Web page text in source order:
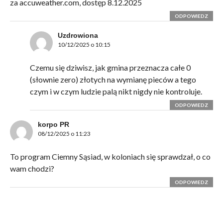
za accuweather.com, dostęp 8.12.2025
ODPOWIEDZ
Uzdrowiona
10/12/2025 o 10:15
Czemu się dziwisz, jak gmina przeznacza całe 0
(słownie zero) złotych na wymianę pieców a tego
czym i w czym ludzie palą nikt nigdy nie kontroluje.
ODPOWIEDZ
korpo PR
08/12/2025 o 11:23
To program Ciemny Sąsiad, w koloniach się sprawdzał, o co
wam chodzi?
ODPOWIEDZ